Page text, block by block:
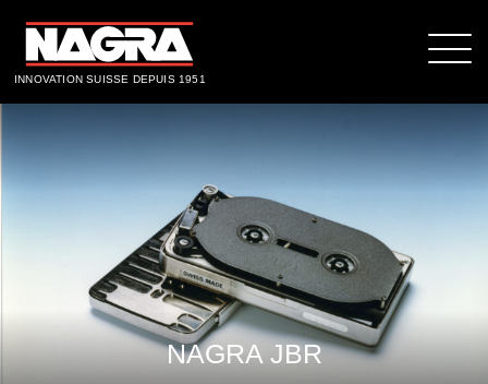
INNOVATION SUISSE DEPUIS 1951
NAGRA JBR